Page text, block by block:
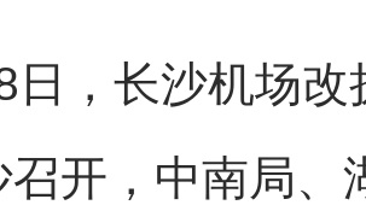
长沙机场改
召开，中南局、